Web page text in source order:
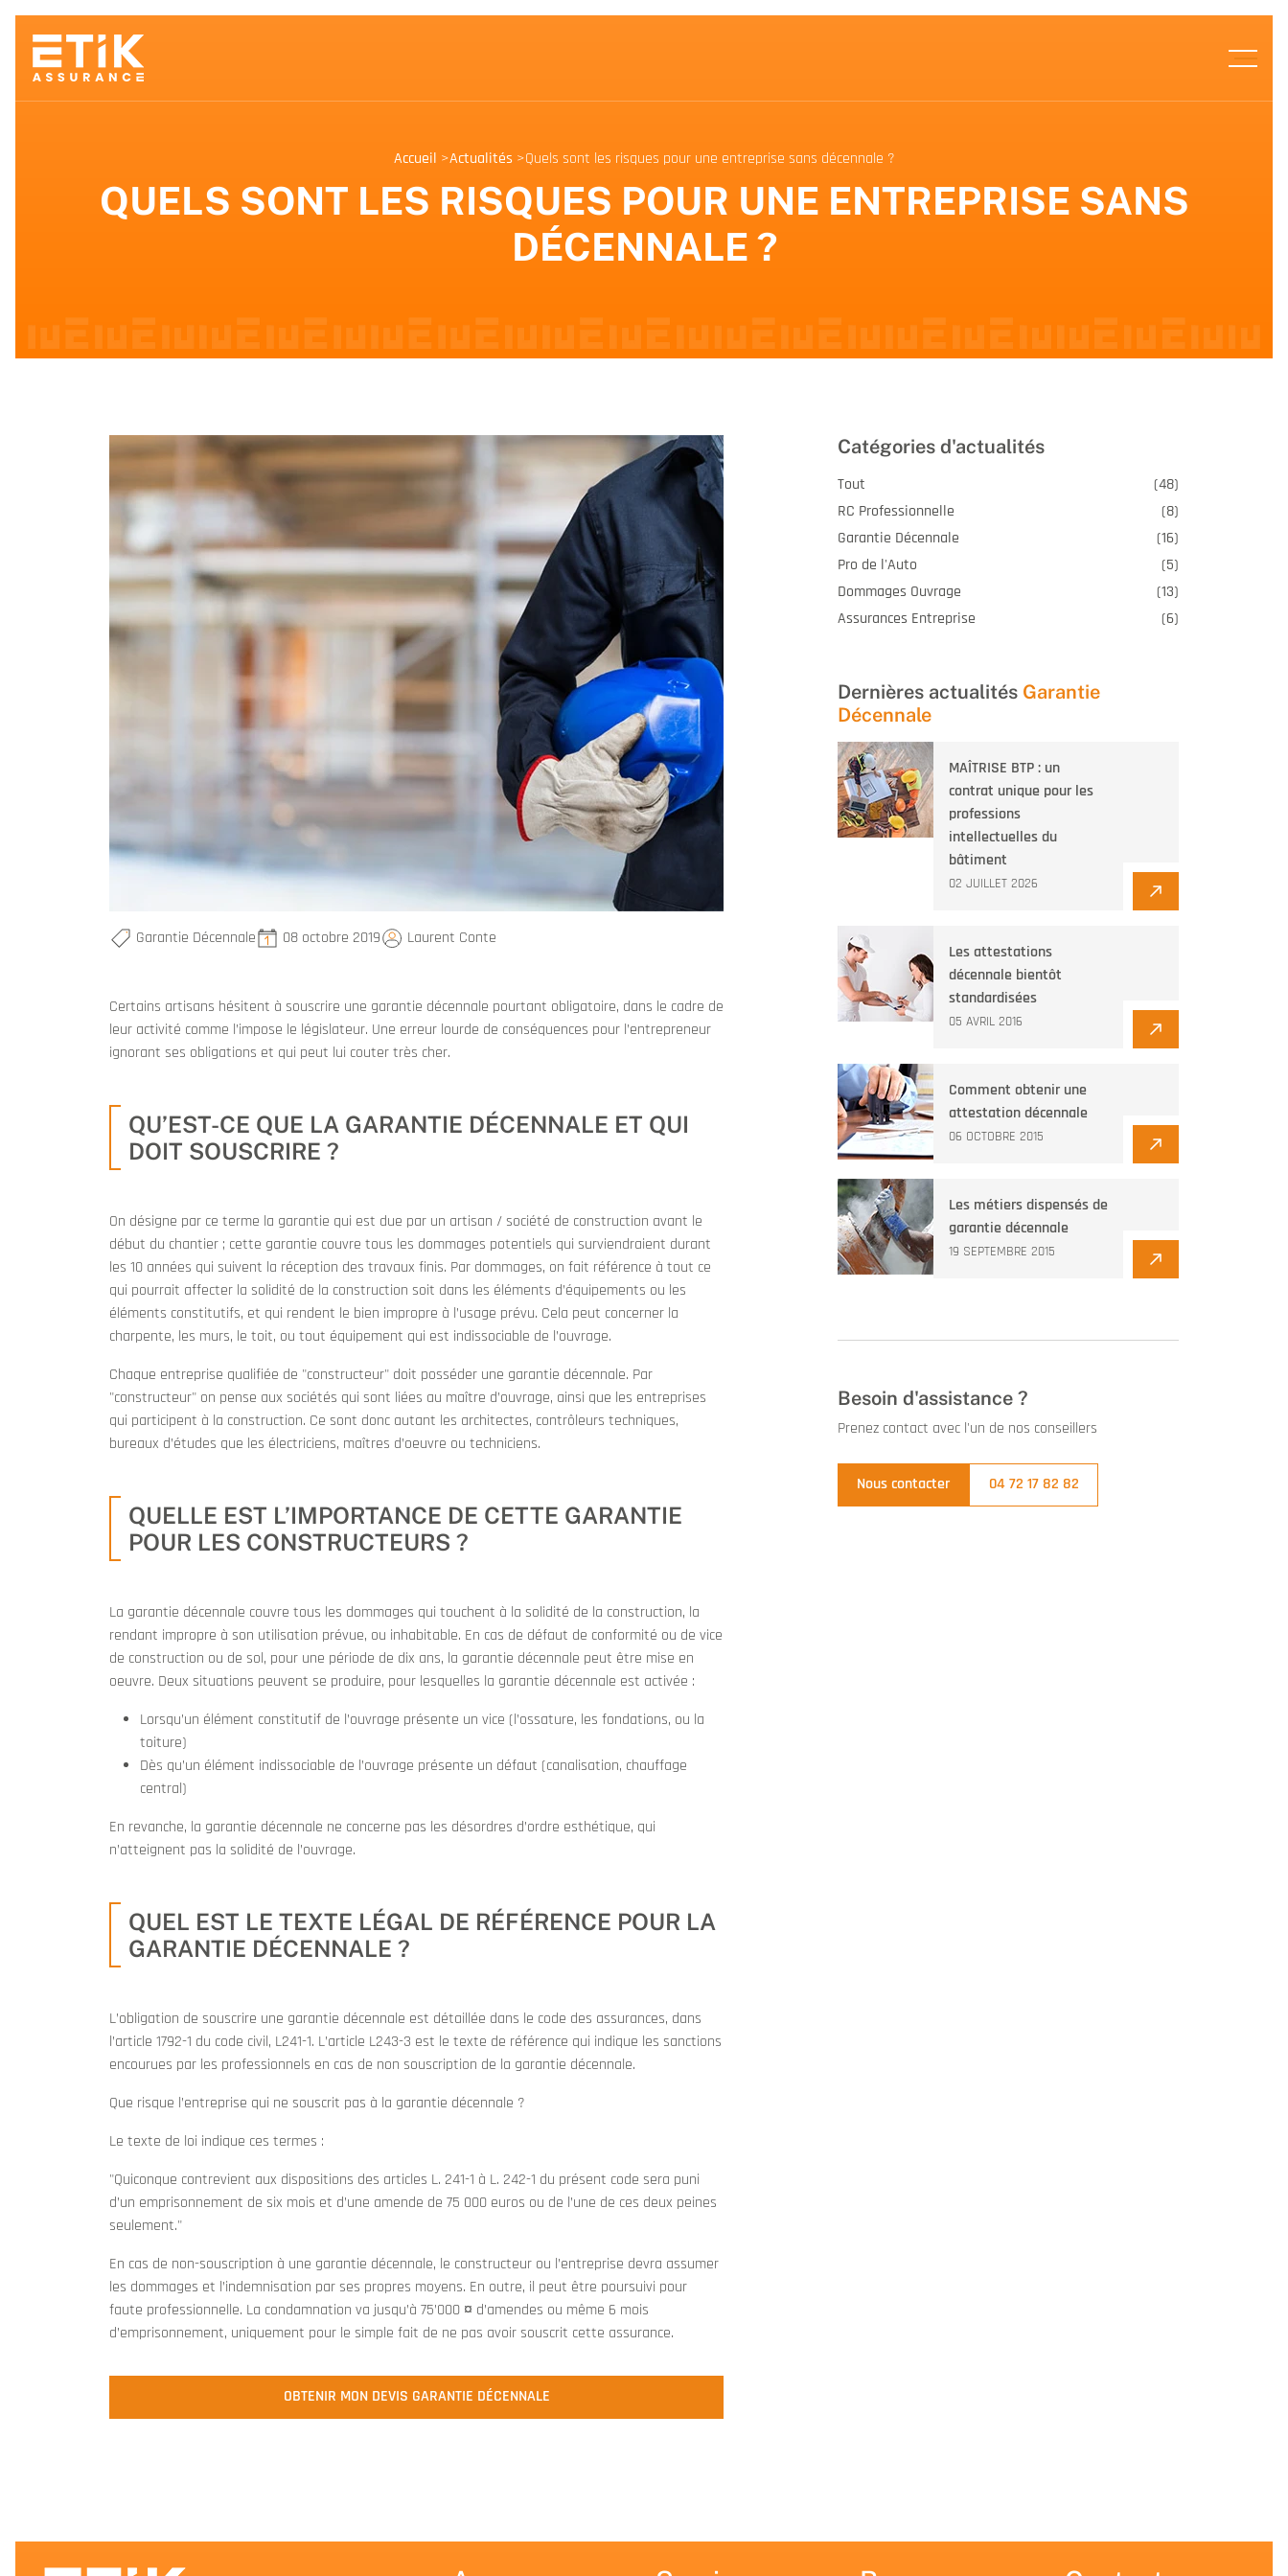
Accueil >Actualités >Quels sont les risques pour une entreprise sans décennale ?
QUELS SONT LES RISQUES POUR UNE ENTREPRISE SANS
DÉCENNALE ?
Garantie Décennale 08 octobre 2019 Laurent Conte
Certains artisans hésitent à souscrire une garantie décennale pourtant obligatoire, dans le cadre de
leur activité comme l’impose le législateur. Une erreur lourde de conséquences pour l’entrepreneur
ignorant ses obligations et qui peut lui couter très cher.
QU’EST-CE QUE LA GARANTIE DÉCENNALE ET QUI
DOIT SOUSCRIRE ?
On désigne par ce terme la garantie qui est due par un artisan / société de construction avant le
début du chantier ; cette garantie couvre tous les dommages potentiels qui surviendraient durant
les 10 années qui suivent la réception des travaux finis. Par dommages, on fait référence à tout ce
qui pourrait affecter la solidité de la construction soit dans les éléments d’équipements ou les
éléments constitutifs, et qui rendent le bien impropre à l’usage prévu. Cela peut concerner la
charpente, les murs, le toit, ou tout équipement qui est indissociable de l’ouvrage.
Chaque entreprise qualifiée de "constructeur" doit posséder une garantie décennale. Par
"constructeur" on pense aux sociétés qui sont liées au maître d’ouvrage, ainsi que les entreprises
qui participent à la construction. Ce sont donc autant les architectes, contrôleurs techniques,
bureaux d’études que les électriciens, maîtres d’oeuvre ou techniciens.
QUELLE EST L’IMPORTANCE DE CETTE GARANTIE
POUR LES CONSTRUCTEURS ?
La garantie décennale couvre tous les dommages qui touchent à la solidité de la construction, la
rendant impropre à son utilisation prévue, ou inhabitable. En cas de défaut de conformité ou de vice
de construction ou de sol, pour une période de dix ans, la garantie décennale peut être mise en
oeuvre. Deux situations peuvent se produire, pour lesquelles la garantie décennale est activée :
Lorsqu’un élément constitutif de l’ouvrage présente un vice (l’ossature, les fondations, ou la
toiture)
Dès qu’un élément indissociable de l’ouvrage présente un défaut (canalisation, chauffage
central)
En revanche, la garantie décennale ne concerne pas les désordres d’ordre esthétique, qui
n’atteignent pas la solidité de l’ouvrage.
QUEL EST LE TEXTE LÉGAL DE RÉFÉRENCE POUR LA
GARANTIE DÉCENNALE ?
L’obligation de souscrire une garantie décennale est détaillée dans le code des assurances, dans
l’article 1792-1 du code civil, L241-1. L’article L243-3 est le texte de référence qui indique les sanctions
encourues par les professionnels en cas de non souscription de la garantie décennale.
Que risque l’entreprise qui ne souscrit pas à la garantie décennale ?
Le texte de loi indique ces termes :
"Quiconque contrevient aux dispositions des articles L. 241-1 à L. 242-1 du présent code sera puni
d’un emprisonnement de six mois et d’une amende de 75 000 euros ou de l’une de ces deux peines
seulement."
En cas de non-souscription à une garantie décennale, le constructeur ou l’entreprise devra assumer
les dommages et l’indemnisation par ses propres moyens. En outre, il peut être poursuivi pour
faute professionnelle. La condamnation va jusqu’à 75’000 ¤ d’amendes ou même 6 mois
d’emprisonnement, uniquement pour le simple fait de ne pas avoir souscrit cette assurance.
OBTENIR MON DEVIS GARANTIE DÉCENNALE
Catégories d'actualités
Tout
(48)
RC Professionnelle
(8)
Garantie Décennale
(16)
Pro de l'Auto
(5)
Dommages Ouvrage
(13)
Assurances Entreprise
(6)
Dernières actualités Garantie
Décennale
MAÎTRISE BTP : un
contrat unique pour les
professions
intellectuelles du
bâtiment
02 JUILLET 2026
Les attestations
décennale bientôt
standardisées
05 AVRIL 2016
Comment obtenir une
attestation décennale
06 OCTOBRE 2015
Les métiers dispensés de
garantie décennale
19 SEPTEMBRE 2015
Besoin d'assistance ?
Prenez contact avec l'un de nos conseillers
Nous contacter 04 72 17 82 82